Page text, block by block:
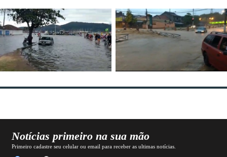
Notícias primeiro na sua mão
Primeiro cadastre seu celular ou email para receber as ultimas notícias.